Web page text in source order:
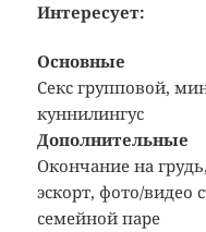
Интересует:
Основные
Секс групповой,
куннилингус
Дополнительные
Окончание на
эскорт, фото/видео
семейной паре